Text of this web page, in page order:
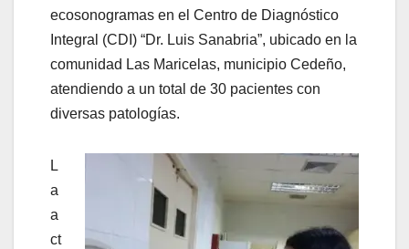
ecosonogramas en el Centro de Diagnóstico
Integral (CDI) “Dr. Luis Sanabria”, ubicado en la
comunidad Las Maricelas, municipio Cedeño,
atendiendo a un total de 30 pacientes con
diversas patologías.
L
a
a
ct